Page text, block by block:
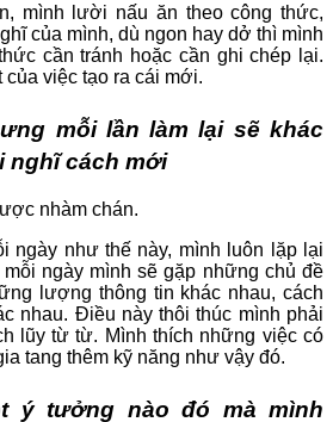
mình lười nấu ăn theo công thức,
của mình, dù ngon hay dở thì mình
cần tránh hoặc cần ghi chép lại.
việc tạo ra cái mới.
mỗi lần làm lại sẽ khác
nghĩ cách mới
nhàm chán.
ngày như thế này, mình luôn lặp lại
ngày mình sẽ gặp những chủ đề
lượng thông tin khác nhau, cách
nhau. Điều này thôi thúc mình phải
lũy từ từ. Mình thích những việc có
tang thêm kỹ năng như vậy đó.
ý tưởng nào đó mà mình